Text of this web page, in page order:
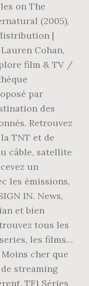
on The
(2005),
|
Cohan,
film & TV /
par
des
Retrouvez
TNT et de
câble, satellite
un
les émissions,
IN. News,
et bien
tous les
les films…
cher que
streaming
TF1 Séries